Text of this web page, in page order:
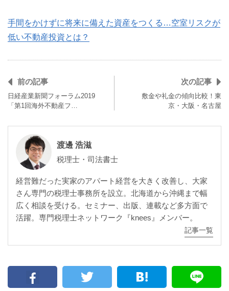
手間をかけずに将来に備えた資産をつくる…空室リスクが
低い不動産投資とは？
前の記事
日経産業新聞フォーラム2019
「第1回海外不動産フ…
次の記事
敷金や礼金の傾向比較！東
京・大阪・名古屋
渡邊 浩滋
税理士・司法書士
経営難だった実家のアパート経営を大きく改善し、大家
さん専門の税理士事務所を設立。北海道から沖縄まで幅
広く相談を受ける。セミナー、出版、連載など多方面で
活躍。専門税理士ネットワーク『knees』メンバー。
記事一覧